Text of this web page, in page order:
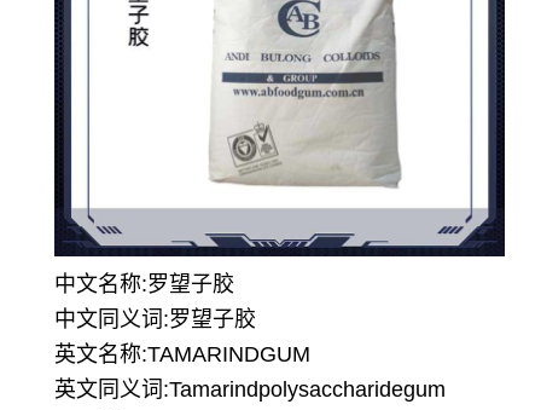
中文名称:罗望子胶
中文同义词:罗望子胶
英文名称:TAMARINDGUM
英文同义词:Tamarindpolysaccharidegum